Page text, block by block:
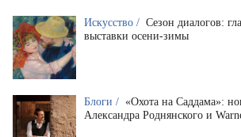
Искусство / Сезон диалогов:
выставки осени-зимы
Блоги / «Охота на Саддама»:
Александра Роднянского и